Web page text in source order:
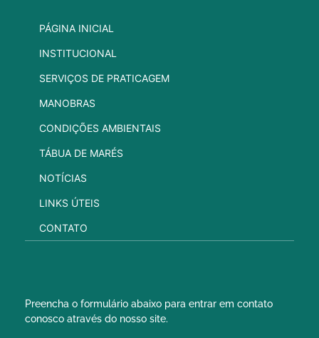
PÁGINA INICIAL
INSTITUCIONAL
SERVIÇOS DE PRATICAGEM
MANOBRAS
CONDIÇÕES AMBIENTAIS
TÁBUA DE MARÉS
NOTÍCIAS
LINKS ÚTEIS
CONTATO
Preencha o formulário abaixo para entrar em contato
conosco através do nosso site.